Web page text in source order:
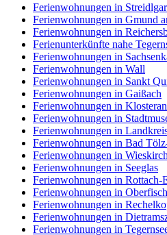
Ferienwohnungen in
Ferienwohnungen in Gmund
Ferienwohnungen in
Ferienunterkünfte nahe
Ferienwohnungen in
Ferienwohnungen in Wall
Ferienwohnungen in Sankt
Ferienwohnungen in Gaißach
Ferienwohnungen in
Ferienwohnungen in
Ferienwohnungen in
Ferienwohnungen in Bad
Ferienwohnungen in
Ferienwohnungen in Seeglas
Ferienwohnungen in Rottach-
Ferienwohnungen in
Ferienwohnungen in
Ferienwohnungen in
Ferienwohnungen in